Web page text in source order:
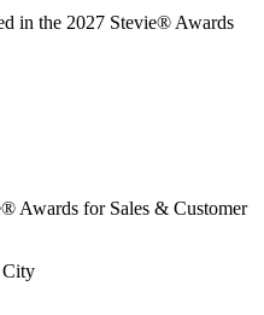
in the 2027 Stevie® Awards
Awards for Sales & Customer
City